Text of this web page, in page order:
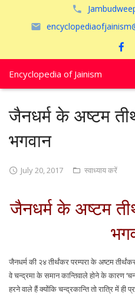
Encyclopedia of Jainism
जैनधर्म के अष्टम
भगवान
July 20, 2017 स्वाध्याय करें
जैनधर्म के अष्टम
जैनधर्म की २४ तीर्थंकर परम्परा के अष्टम
वे चन्द्रमा के समान कान्तिवाले होने के कारण
हरने वाले हैं क्योंकि चन्द्रकान्ति तो रात्रि में ही